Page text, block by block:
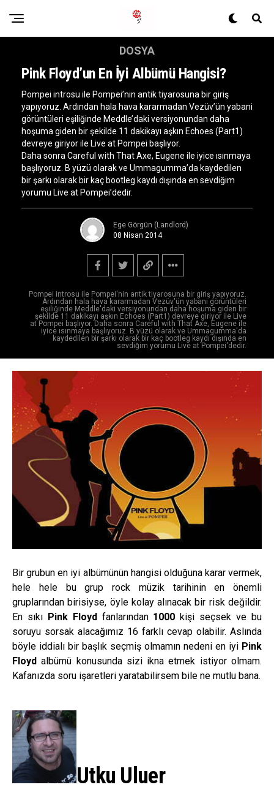
Pompei introsu ile Pompei'nin antik tiyarosuna bir giriş yapıyoruz.
Ardından hala hava kararmadan Vezüv'ün yabani görüntüleri
eşiliğinde Meddle'daki versiyonundan daha hoşuma giden bir
şekilde 11 dakikayı aşkın Echoes (Part1) devreye giriyor ile Live
at Pompei başlıyor. Daha sonra Careful with That Axe, Eugene ile
iyice ısınmaya başlıyoruz. B yüzü olarak ve Ummagumma'da
kaydedilen bir şarkı olarak bir kaç bootleg kaydı dışında en
sevdiğim yorumu Live at Pompei'dedir.
DOSYA
Pink Floyd’un En İyi Albümü Hangisi?
Pompei introsu ile Pompei’nin antik tiyarosuna bir giriş
yapıyoruz. Ardından hala hava kararmadan Vezüv’ün yabani
görüntüleri eşiliğinde Meddle’daki versiyonundan daha
hoşuma giden bir şekilde 11 dakikayı aşkın Echoes (Part1)
devreye giriyor ile Live at Pompei başlıyor.
Daha sonra Careful with That Axe, Eugene ile iyice ısınmaya
başlıyoruz. B yüzü olarak ve Ummagumma’da kaydedilen
bir şarkı olarak bir kaç bootleg kaydı dışında en sevdiğim
yorumu Live at Pompei’dedir.
Ege Görgün (Landlord)
08 Nisan 2014
Bir grubun en iyi albümünün hangisi olduğuna karar vermek,
hele hele bu grup rock müzik tarihinin en önemli
gruplarından birisiyse, öyle kolay alınacak bir risk değildir.
En sıkı Pink Floyd fanlarından 1000 kişi seçsek ve bu
soruyu sorsak alacağımız 16 farklı cevap olabilir. Aslında
böyle iddialı bir başlık seçmiş olmamın nedeni en iyi Pink
Floyd albümü konusunda sizi ikna etmek istiyor olmam.
Kafanızda soru işaretleri yaratabilirsem bile ne mutlu bana.
Utku Uluer